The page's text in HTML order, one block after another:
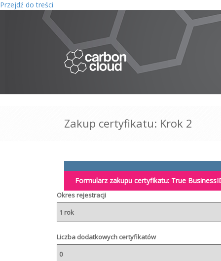
Przejdź do treści
Zakup certyfikatu: Krok 2
Formularz zakupu certyfikatu: True
Okres rejestracji
Liczba dodatkowych certyfikatów